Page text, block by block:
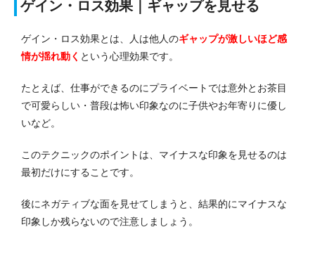
ゲイン・ロス効果｜ギャップを見せる
ゲイン・ロス効果とは、人は他人のギャップが激しいほど感
情が揺れ動く という心理効果です。
たとえば、仕事ができるのにプライベートでは意外とお茶目
で可愛らしい・普段は怖い印象なのに子供やお年寄りに優し
いなど。
このテクニックのポイントは、マイナスな印象を見せるのは
最初だけにすることです。
後にネガティブな面を見せてしまうと、結果的にマイナスな
印象しか残らないので注意しましょう。